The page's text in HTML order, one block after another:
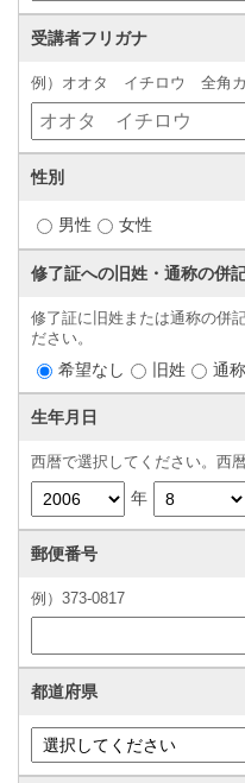
受講者フリガナ
例）オオタ イチロウ 全角カ
性別
男性 女性
修了証への旧姓・通称の併
修了証に旧姓または通称の併
ださい。
希望なし 旧姓 通称
生年月日
西暦で選択してください。西
年
郵便番号
例）373-0817
都道府県